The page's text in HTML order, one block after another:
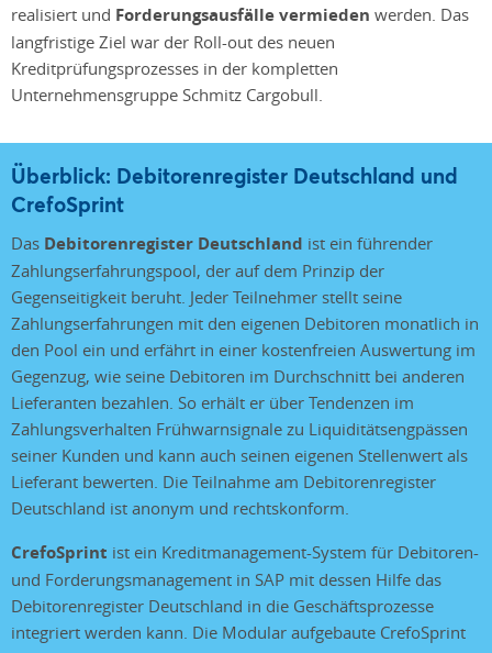
realisiert und Forderungsausfälle vermieden werden. Das
langfristige Ziel war der Roll-out des neuen
Kreditprüfungsprozesses in der kompletten
Unternehmensgruppe Schmitz Cargobull.
Überblick: Debitorenregister Deutschland und
CrefoSprint
Das Debitorenregister Deutschland ist ein führender
Zahlungserfahrungspool, der auf dem Prinzip der
Gegenseitigkeit beruht. Jeder Teilnehmer stellt seine
Zahlungserfahrungen mit den eigenen Debitoren monatlich in
den Pool ein und erfährt in einer kostenfreien Auswertung im
Gegenzug, wie seine Debitoren im Durchschnitt bei anderen
Lieferanten bezahlen. So erhält er über Tendenzen im
Zahlungsverhalten Frühwarnsignale zu Liquiditätsengpässen
seiner Kunden und kann auch seinen eigenen Stellenwert als
Lieferant bewerten. Die Teilnahme am Debitorenregister
Deutschland ist anonym und rechtskonform.
CrefoSprint ist ein Kreditmanagement-System für Debitoren-
und Forderungsmanagement in SAP mit dessen Hilfe das
Debitorenregister Deutschland in die Geschäftsprozesse
integriert werden kann. Die Modular aufgebaute CrefoSprint